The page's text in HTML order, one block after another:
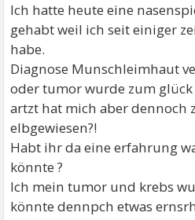
Ich hatte heute eine
gehabt weil ich seit einiger
habe.
Diagnose Munschleimhaut
oder tumor wurde zum
artzt hat mich aber dennoch
elbgewiesen?!
Habt ihr da eine erfahrung
könnte ?
Ich mein tumor und krebs
könnte dennpch etwas